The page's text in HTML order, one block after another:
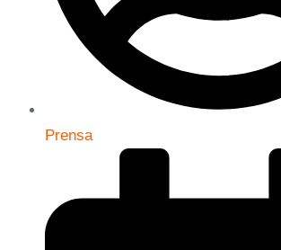
Prensa